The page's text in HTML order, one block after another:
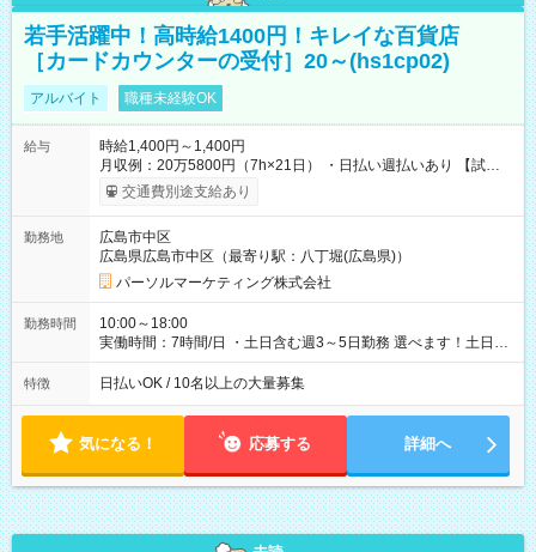
若手活躍中！高時給1400円！キレイな百貨店
［カードカウンターの受付］20～(hs1cp02)
アルバイト 職種未経験OK
給与
時給1,400円～1,400円
月収例：20万5800円（7h×21日） ・日払い週払いあり 【試用
期間】試用期間なし
交通費別途支給あり
勤務地
広島市中区
広島県広島市中区（最寄り駅：八丁堀(広島県)）
パーソルマーケティング株式会社
勤務時間
10:00～18:00
実働時間：7時間/日 ・土日含む週3～5日勤務 選べます！土日も
休みやすい！ ・残業は有りません！
特徴 日払いOK / 10名以上の大量募集
気になる！ 応募する 詳細へ